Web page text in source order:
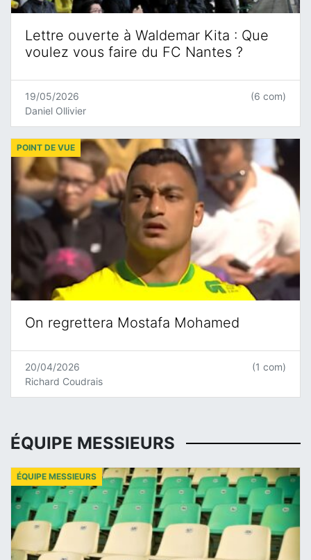
Lettre ouverte à Waldemar Kita : Que
voulez vous faire du FC Nantes ?
19/05/2026
Daniel Ollivier
(6 com)
On regrettera Mostafa Mohamed
POINT DE VUE
20/04/2026
Richard Coudrais
(1 com)
ÉQUIPE MESSIEURS
ÉQUIPE MESSIEURS